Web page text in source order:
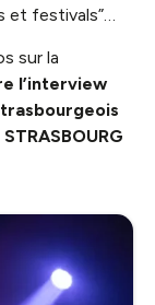
et festivals”…
sur la
l’interview